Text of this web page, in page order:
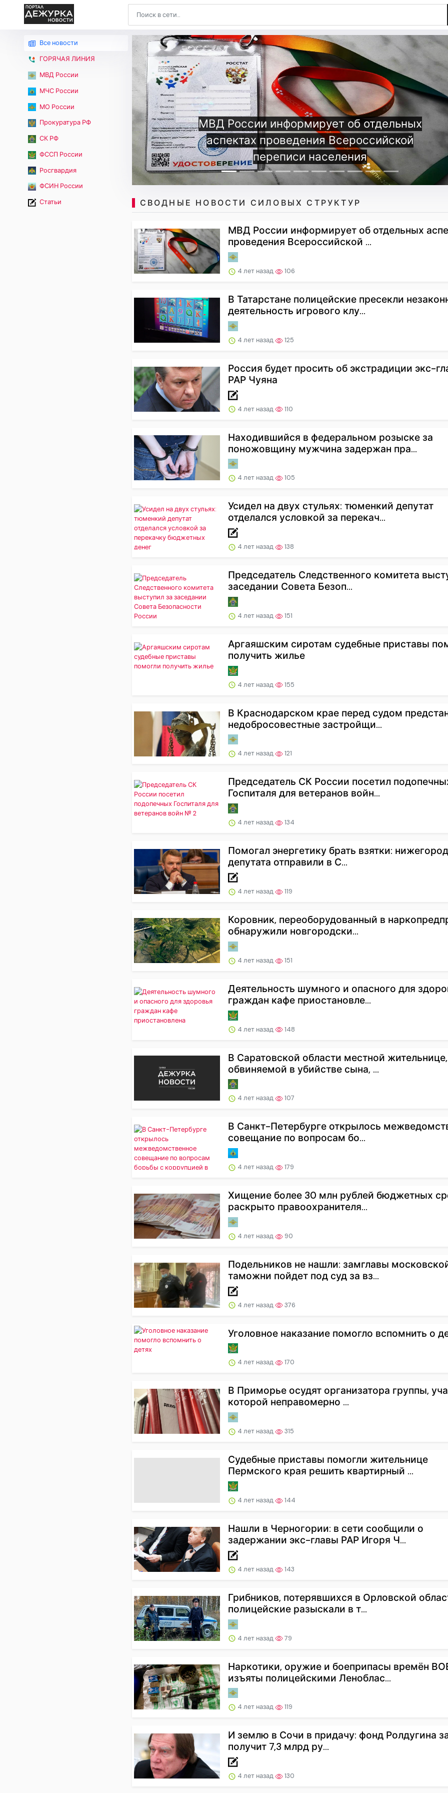
Все новости
ГОРЯЧАЯ ЛИНИЯ
МВД России
МЧС России
МО России
Прокуратура РФ
СК РФ
ФССП России
Росгвардия
ФСИН России
Статьи
В Татарстане полицейские пресекли
незаконную деятельность игрового клуба
СВОДНЫЕ НОВОСТИ СИЛОВЫХ СТРУКТУР
МВД России информирует об отдельных
проведения Всероссийской ...
4 лет назад 106
В Татарстане полицейские пресекли
деятельность игрового клу...
4 лет назад 125
Россия будет просить об экстрадиции экс-
РАР Чуяна
4 лет назад 110
Находившийся в федеральном розыске за
поножовщину мужчина задержан пра...
4 лет назад 105
Усидел на двух стульях: тюменкий депутат
отделался условкой за перекач...
4 лет назад 138
Председатель Следственного комитета
заседании Совета Безоп...
4 лет назад 151
Аргаяшским сиротам судебные приставы
получить жилье
4 лет назад 155
В Краснодарском крае перед судом
недобросовестные застройщи...
4 лет назад 121
Председатель СК России посетил
Госпиталя для ветеранов войн...
4 лет назад 134
Помогал энергетику брать взятки:
депутата отправили в С...
4 лет назад 119
Коровник, переоборудованный в
обнаружили новгородски...
4 лет назад 151
Деятельность шумного и опасного для
граждан кафе приостановле...
4 лет назад 148
В Саратовской области местной жительнице,
обвиняемой в убийстве сына, ...
4 лет назад 107
В Санкт-Петербурге открылось
совещание по вопросам бо...
4 лет назад 179
Хищение более 30 млн рублей бюджетных
раскрыто правоохранителя...
4 лет назад 90
Подельников не нашли: замглавы
таможни пойдет под суд за вз...
4 лет назад 376
Уголовное наказание помогло вспомнить о
4 лет назад 170
В Приморье осудят организатора группы,
которой неправомерно ...
4 лет назад 315
Судебные приставы помогли жительнице
Пермского края решить квартирный ...
4 лет назад 144
Нашли в Черногории: в сети сообщили о
задержании экс-главы РАР Игоря Ч...
4 лет назад 143
Грибников, потерявшихся в Орловской
полицейские разыскали в т...
4 лет назад 79
Наркотики, оружие и боеприпасы времён
изъяты полицейскими Леноблас...
4 лет назад 119
И землю в Сочи в придачу: фонд Ролдугина
получит 7,3 млрд ру...
4 лет назад 130